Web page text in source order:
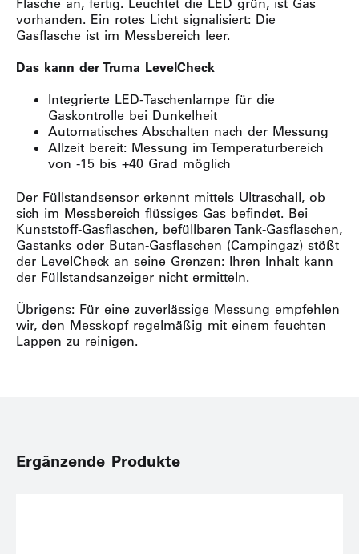
Flasche an, fertig. Leuchtet die LED grün, ist Gas
vorhanden. Ein rotes Licht signalisiert: Die
Gasflasche ist im Messbereich leer.
Das kann der Truma LevelCheck
Integrierte LED-Taschenlampe für die
Gaskontrolle bei Dunkelheit
Automatisches Abschalten nach der Messung
Allzeit bereit: Messung im Temperaturbereich
von -15 bis +40 Grad möglich
Der Füllstandsensor erkennt mittels Ultraschall, ob
sich im Messbereich flüssiges Gas befindet. Bei
Kunststoff-Gasflaschen, befüllbaren Tank-Gasflaschen,
Gastanks oder Butan-Gasflaschen (Campingaz) stößt
der LevelCheck an seine Grenzen: Ihren Inhalt kann
der Füllstandsanzeiger nicht ermitteln.
Übrigens: Für eine zuverlässige Messung empfehlen
wir, den Messkopf regelmäßig mit einem feuchten
Lappen zu reinigen.
Ergänzende Produkte